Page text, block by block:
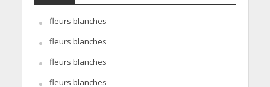
fleurs blanches
fleurs blanches
fleurs blanches
fleurs blanches